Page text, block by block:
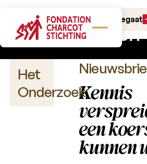
Doe een gift Doe een legaat
nieuwsbrieven
Het
Onderzoek
Wetenschappelijke
Kennis
een
kunnen